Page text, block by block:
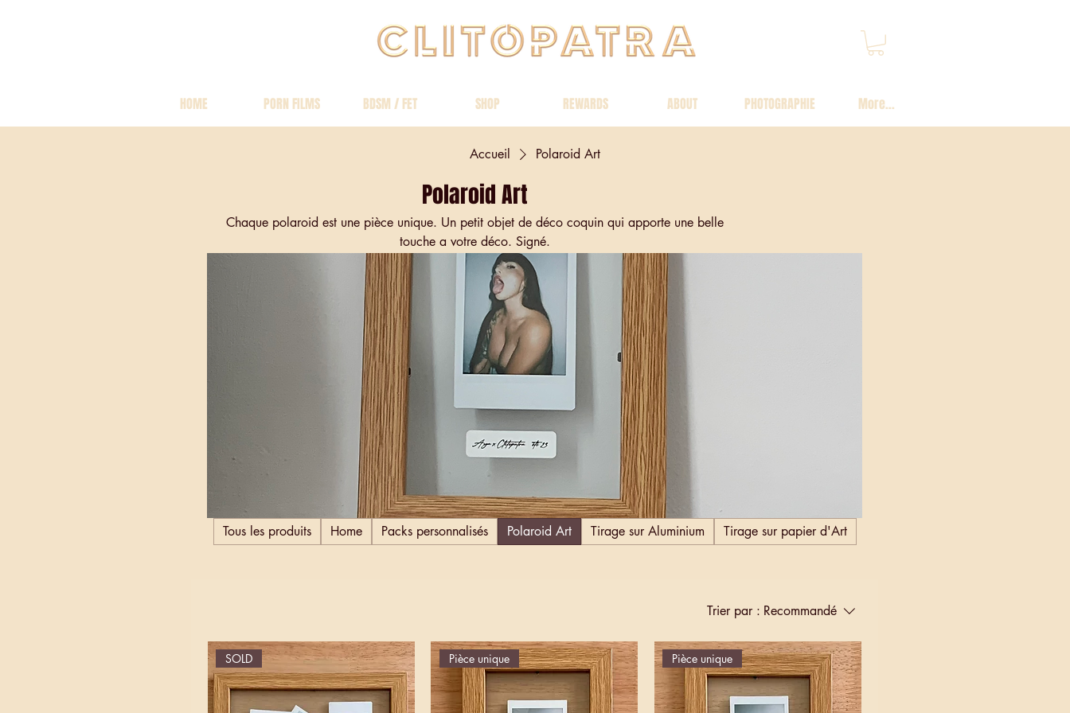
HOME PORN FILMS BDSM / FET SHOP REWARDS ABOUT PHOTOGRAPHIE More...
Accueil Polaroid Art
Polaroid Art
Chaque polaroid est une pièce unique. Un petit objet de déco coquin qui apporte une belle
touche a votre déco. Signé.
Tous les produits Home Packs personnalisés Polaroid Art Tirage sur Aluminium Tirage sur papier d'Art
Trier par : Recommandé
SOLD Pièce unique Pièce unique